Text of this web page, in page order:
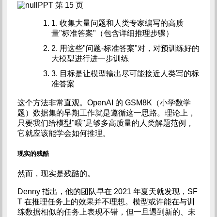
PPT 第 15 页
1. 收集大量问题和人类专家编写的高质
量"标准答案"（包含详细推理步骤）
2. 用这些"问题-标准答案"对，对预训练好的
大模型进行进一步训练
3. 目标是让模型输出尽可能接近人类写的标
准答案
这个方法非常直观。OpenAI 的 GSM8K（小学数学
题）数据集的早期工作就是遵循这一思路。理论上，
只要我们给模型"喂"足够多高质量的人类解题范例，
它就应该能学会如何推理。
现实的残酷
然而，现实是残酷的。
Denny 指出，他的团队早在 2021 年夏天就发现，SF
T 在推理任务上的效果并不理想。模型或许能在与训
练数据相似的任务上表现不错，但一旦遇到新的、未